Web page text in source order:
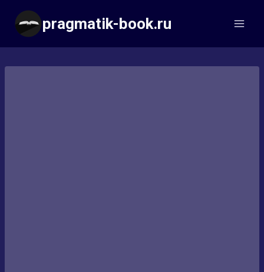
Перейти
содержимому
pragmatik-book.ru